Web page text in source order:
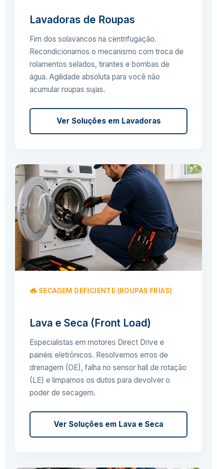
Lavadoras de Roupas
Fim dos solavancos na centrifugação.
Recondicionamos o mecanismo com troca de
rolamentos selados, tirantes e bombas de
água. Agilidade absoluta para você não
acumular roupas sujas.
Ver Soluções em Lavadoras
SECAGEM DEFICIENTE (ROUPAS FRIAS)
Lava e Seca (Front Load)
Especialistas em motores Direct Drive e
painéis eletrônicos. Resolvemos erros de
drenagem (OE), falha no sensor hall de rotação
(LE) e limpamos os dutos para devolver o
poder de secagem.
Ver Soluções em Lava e Seca